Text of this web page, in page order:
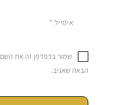
שמור בדפדפן זה את
הבאה שאגיב.